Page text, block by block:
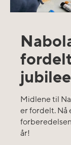
Midlene til
er fordelt. Nå
år!